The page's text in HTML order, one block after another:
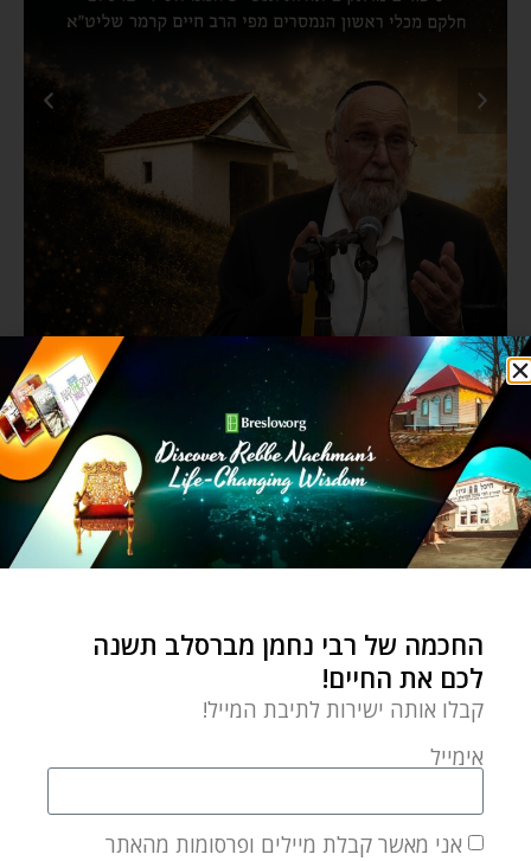
החכמה של רבי נחמן מברסלב תשנה
לכם את החיים!
קבלו אותה ישירות לתיבת המייל!
אימייל
אני מאשר קבלת מיילים ופרסומות מהאתר